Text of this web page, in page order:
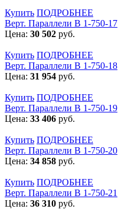
Купить ПОДРОБНЕЕ
Верт. Параллели В 1-750-17
Цена: 30 502 руб.
Купить ПОДРОБНЕЕ
Верт. Параллели В 1-750-18
Цена: 31 954 руб.
Купить ПОДРОБНЕЕ
Верт. Параллели В 1-750-19
Цена: 33 406 руб.
Купить ПОДРОБНЕЕ
Верт. Параллели В 1-750-20
Цена: 34 858 руб.
Купить ПОДРОБНЕЕ
Верт. Параллели В 1-750-21
Цена: 36 310 руб.